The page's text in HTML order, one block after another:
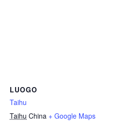
LUOGO
Taihu
Taihu China + Google Maps